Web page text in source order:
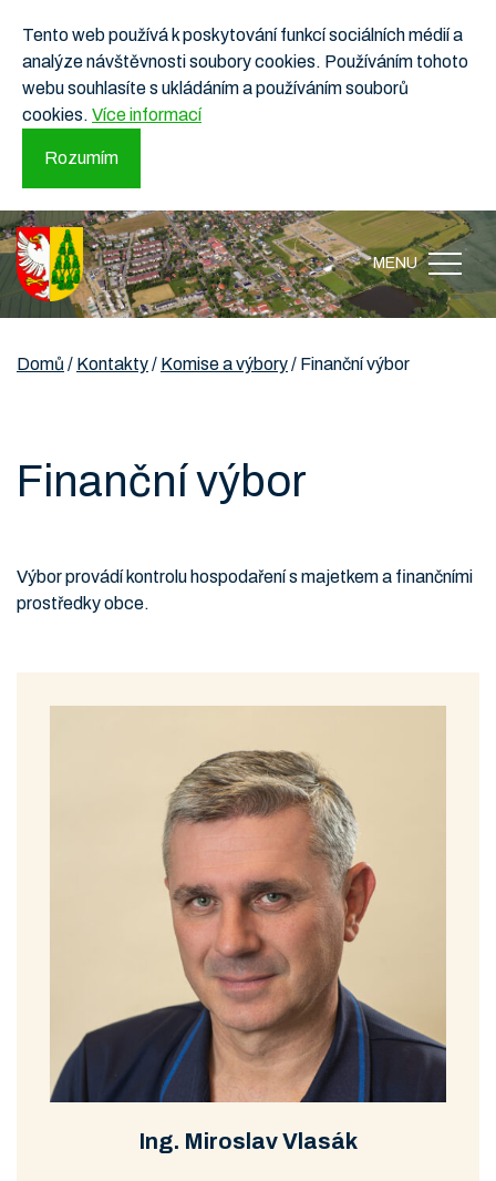
Tento web používá k poskytování funkcí sociálních médií a
analýze návštěvnosti soubory cookies. Používáním tohoto
webu souhlasíte s ukládáním a používáním souborů
cookies. Více informací
Rozumím
MENU
Domů / Kontakty/ Komise a výbory/ Finanční výbor
Finanční výbor
Výbor provádí kontrolu hospodaření s majetkem a finančními
prostředky obce.
Ing. Miroslav Vlasák